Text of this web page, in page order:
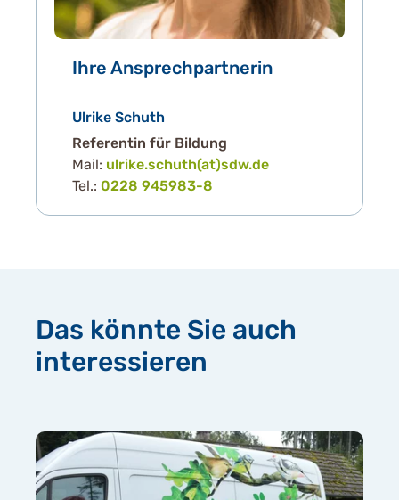
Ihre Ansprechpartnerin
Ulrike Schuth
Referentin für Bildung
Mail: ulrike.schuth(at)sdw.de
Tel.: 0228 945983-8
Das könnte Sie auch
interessieren